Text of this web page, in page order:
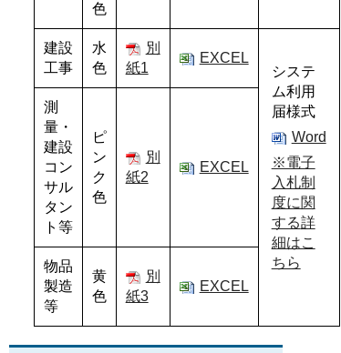
色
建設
工事
水
色
別
紙1
EXCEL
システ
ム利用
届様式
Word
※電子
入札制
度に関
する詳
細はこ
ちら
測
量・
建設
コン
サル
タン
ト等
ピ
ン
ク
色
別
紙2
EXCEL
物品
製造
等
黄
色
別
紙3
EXCEL